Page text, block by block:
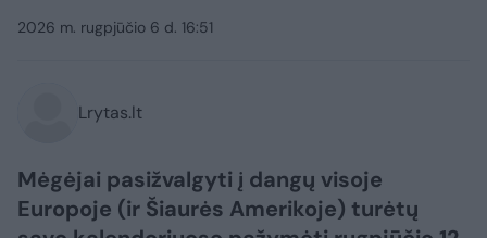
2026 m. rugpjūčio 6 d. 16:51
Lrytas.lt
Mėgėjai pasižvalgyti į dangų visoje
Europoje (ir Šiaurės Amerikoje) turėtų